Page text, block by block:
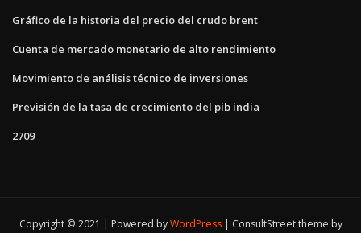
Gráfico de la historia del precio del crudo brent
Cuenta de mercado monetario de alto rendimiento
Movimiento de análisis técnico de inversiones
Previsión de la tasa de crecimiento del pib india
2709
Copyright © 2021 | Powered byWordPress ConsultStreet theme by